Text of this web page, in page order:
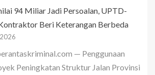
94 Miliar Jadi Persoalan, UPTD-
Beri Keterangan Berbeda
— Penggunaan
Peningkatan Struktur Jalan Provinsi